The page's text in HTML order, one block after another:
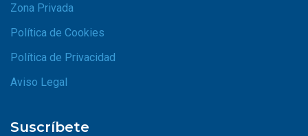
Zona Privada
Política de Cookies
Política de Privacidad
Aviso Legal
Suscríbete